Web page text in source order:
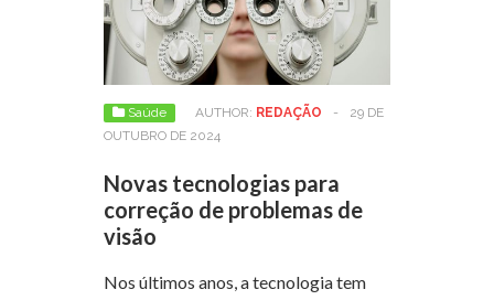
Saúde AUTHOR: REDAÇÃO -
29 DE
OUTUBRO DE 2024
Novas tecnologias para
correção de problemas de
visão
Nos últimos anos, a tecnologia tem